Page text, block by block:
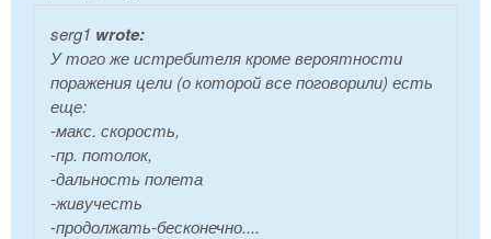
serg1 wrote:
У того же истребителя кроме вероятности
поражения цели (о которой все поговорили) есть
еще:
-макс. скорость,
-пр. потолок,
-дальность полета
-живучесть
-продолжать-бесконечно....